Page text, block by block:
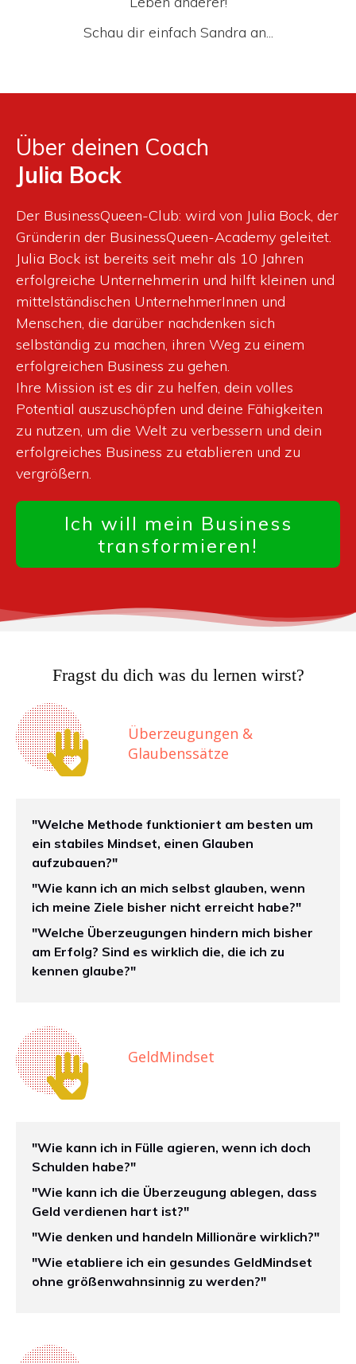
Schau dir einfach Sandra an...
​Über deinen Coach
Julia Bock
Der BusinessQueen-Club: wird von Julia Bock, der
Gründerin der BusinessQueen-Academy geleitet.
Julia Bock ist bereits seit mehr als 10 Jahren
erfolgreiche Unternehmerin und hilft kleinen und
mittelständischen UnternehmerInnen und
Menschen, die darüber nachdenken sich
selbständig zu machen, ihren Weg zu einem
erfolgreichen Business zu gehen.
Ihre Mission ist es dir zu helfen, dein volles
Potential auszuschöpfen und deine Fähigkeiten
zu nutzen, um die Welt zu verbessern und dein
erfolgreiches Business zu etablieren und zu
vergrößern.
Ich will mein Business
transformieren!
Fragst du dich was du lernen wirst?
Überzeugungen &
Glaubenssätze
"Welche Methode funktioniert am besten um
ein stabiles Mindset, einen Glauben
aufzubauen?"
"Wie kann ich an mich selbst glauben, wenn
ich meine Ziele bisher nicht erreicht habe?"
"Welche Überzeugungen hindern mich bisher
am Erfolg? Sind es wirklich die, die ich zu
kennen glaube?"
GeldMindset
"Wie kann ich in Fülle agieren, wenn ich doch
Schulden habe?"
"Wie kann ich die Überzeugung ablegen, dass
Geld verdienen hart ist?"
"Wie denken und handeln Millionäre wirklich?"
"Wie etabliere ich ein gesundes GeldMindset
ohne größenwahnsinnig zu werden?"